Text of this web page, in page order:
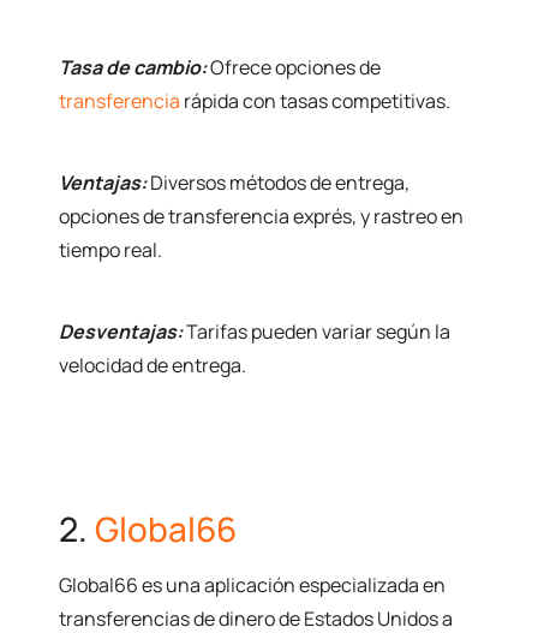
Tasa de cambio:Ofrece opciones de
transferencia rápida con tasas competitivas.
Ventajas:Diversos métodos de entrega,
opciones de transferencia exprés, y rastreo en
tiempo real.
Desventajas:Tarifas pueden variar según la
velocidad de entrega.
2.Global66
Global66 es una aplicación especializada en
transferencias de dinero de Estados Unidos a